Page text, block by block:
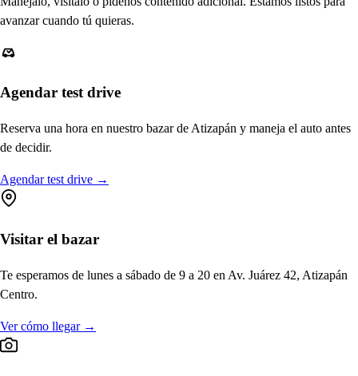
avanzar cuando tú quieras.
Agendar test drive
Reserva una hora en nuestro bazar de Atizapán y maneja el auto antes
de decidir.
Agendar test drive →
Visitar el bazar
Te esperamos de lunes a sábado de 9 a 20 en Av. Juárez 42, Atizapán
Centro.
Ver cómo llegar →